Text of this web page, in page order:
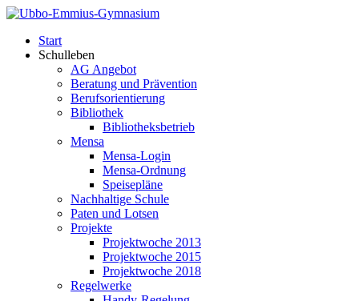
Start
Schulleben
AG Angebot
Beratung und Prävention
Berufsorientierung
Bibliothek
Bibliotheksbetrieb
Mensa
Mensa-Login
Mensa-Ordnung
Speisepläne
Nachhaltige Schule
Paten und Lotsen
Projekte
Projektwoche 2013
Projektwoche 2015
Projektwoche 2018
Regelwerke